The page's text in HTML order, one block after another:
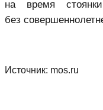
на время
без
Источник: mos.ru